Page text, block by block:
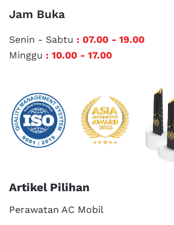
Jam Buka
Senin - Sabtu : 07.00 - 19.00
Minggu : 10.00 - 17.00
Artikel Pilihan
Perawatan AC Mobil